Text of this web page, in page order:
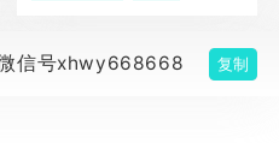
信号xhwy668668 复制